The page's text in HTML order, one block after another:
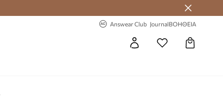
Club
Answear Club JournalΒΟΗΘΕΙΑ